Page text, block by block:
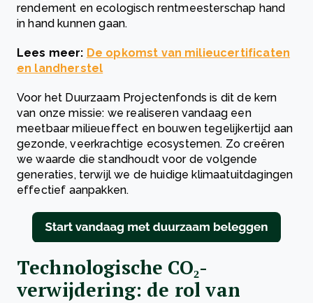
rendement en ecologisch rentmeesterschap hand
in hand kunnen gaan.
Lees meer: De opkomst van milieucertificaten
en landherstel
Voor het Duurzaam Projectenfonds is dit de kern
van onze missie: we realiseren vandaag een
meetbaar milieueffect en bouwen tegelijkertijd aan
gezonde, veerkrachtige ecosystemen. Zo creëren
we waarde die standhoudt voor de volgende
generaties, terwijl we de huidige klimaatuitdagingen
effectief aanpakken.
Technologische CO₂-
verwijdering: de rol van